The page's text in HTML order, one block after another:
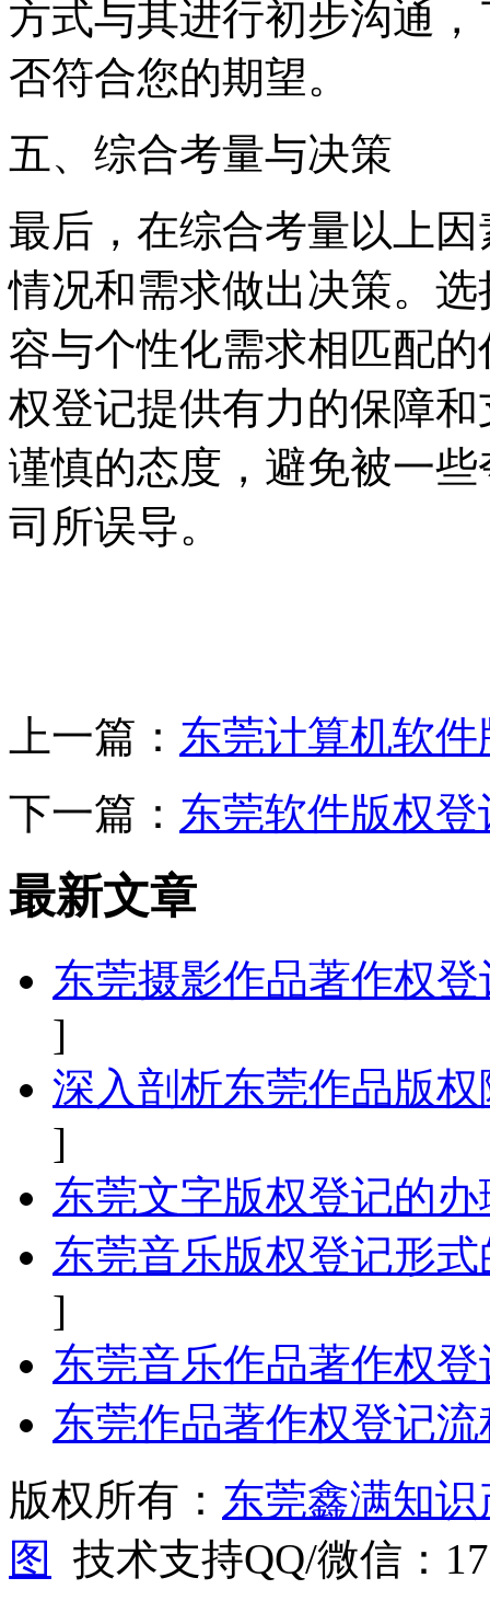
方式与其进行初步沟通
否符合您的期望。
五、综合考量与决策
最后，在综合考量以上
情况和需求做出决策。
容与个性化需求相匹配
权登记提供有力的保障
谨慎的态度，避免被一
司所误导。
上一篇： 东莞计算机软
下一篇： 东莞软件版权
最新文章
东莞摄影作品著作权
]
深入剖析东莞作品版
]
东莞文字版权登记的
东莞音乐版权登记形
]
东莞音乐作品著作权
东莞作品著作权登记
版权所有： 东莞鑫满知
图
技术支持QQ/微信：